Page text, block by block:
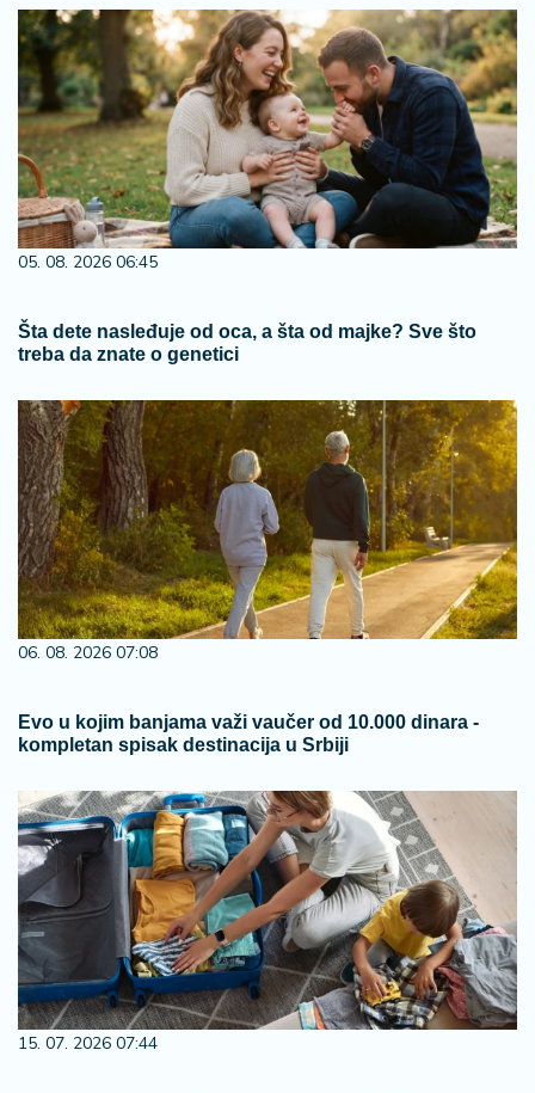
05. 08. 2026 06:45
Šta dete nasleđuje od oca, a šta od majke? Sve što
treba da znate o genetici
06. 08. 2026 07:08
Evo u kojim banjama važi vaučer od 10.000 dinara -
kompletan spisak destinacija u Srbiji
15. 07. 2026 07:44